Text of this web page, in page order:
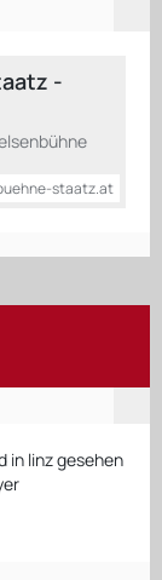
-
staatz.at
in linz gesehen